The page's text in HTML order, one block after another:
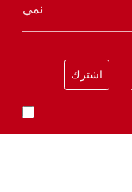
نمي
اشترك